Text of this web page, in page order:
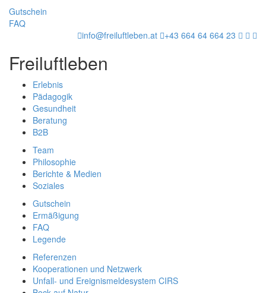
Gutschein
FAQ
info@freiluftleben.at
+43 664 64 664 23
Freiluftleben
Erlebnis
Pädagogik
Gesundheit
Beratung
B2B
Team
Philosophie
Berichte & Medien
Soziales
Gutschein
Ermäßigung
FAQ
Legende
Referenzen
Kooperationen und Netzwerk
Unfall- und Ereignismeldesystem CIRS